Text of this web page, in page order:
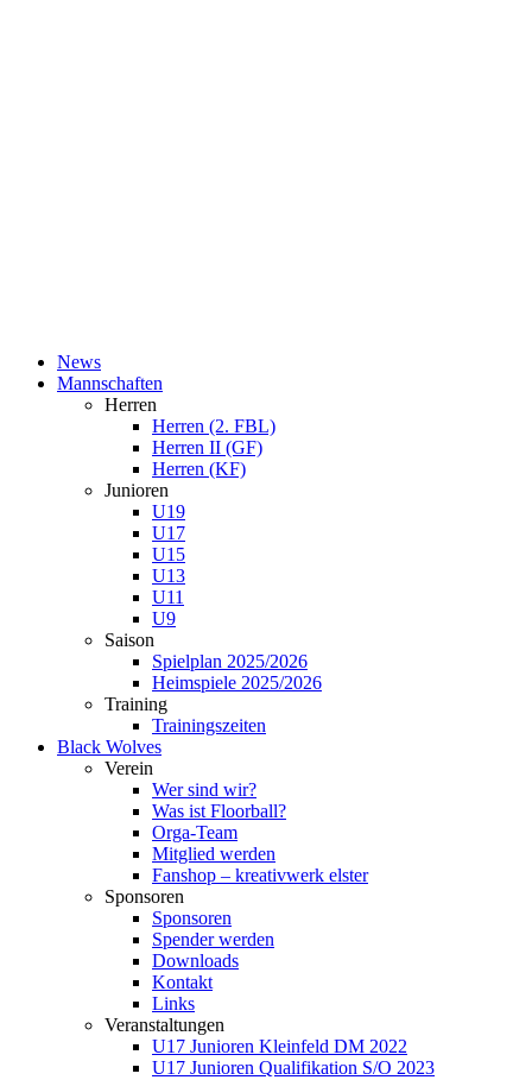
News
Mannschaften
Herren
Herren (2. FBL)
Herren II (GF)
Herren (KF)
Junioren
U19
U17
U15
U13
U11
U9
Saison
Spielplan 2025/2026
Heimspiele 2025/2026
Training
Trainingszeiten
Black Wolves
Verein
Wer sind wir?
Was ist Floorball?
Orga-Team
Mitglied werden
Fanshop – kreativwerk elster
Sponsoren
Sponsoren
Spender werden
Downloads
Kontakt
Links
Veranstaltungen
U17 Junioren Kleinfeld DM 2022
U17 Junioren Qualifikation S/O 2023